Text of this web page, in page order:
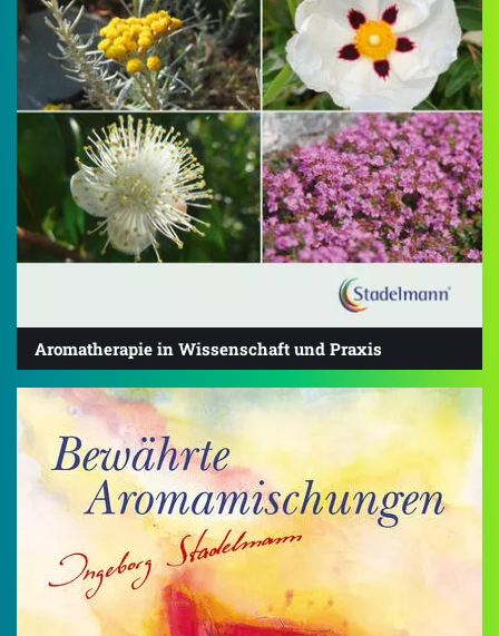
Aromatherapie in Wissenschaft und Praxis